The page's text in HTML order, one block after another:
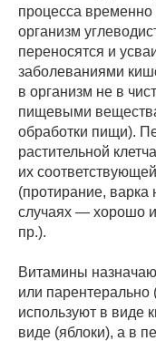
процесса временно
организм
переносятся и
заболеваниями
в организм не в
пищевыми
обработки пищи).
растительной
их
(протирание, варка
случаях — хорошо
пр.).
Витамины
или
используют в виде
виде (яблоки), а в